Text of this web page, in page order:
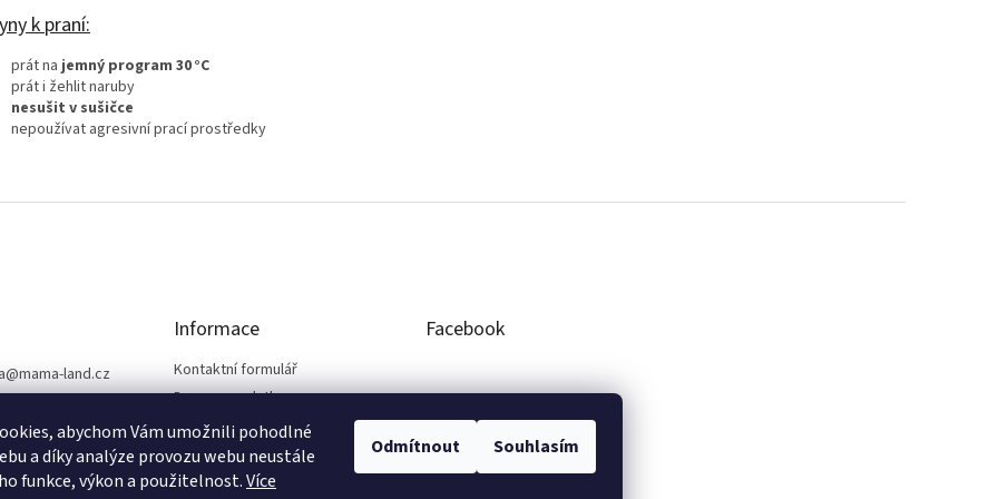
abychom Vám umožnili pohodlné
a díky analýze provozu webu neustále
funkce, výkon a použitelnost.Více
Odmítnout Souhlasím
k praní:
prát na jemný program 30 °C
prát i žehlit naruby
nesušit v sušičce
nepoužívat agresivní prací prostředky
@mama-land.cz
Informace
Kontaktní formulář
Doprava a platba
Obchodní podmínky
Ochrana osobních údajů
Reklamace a vrácení zboží
Facebook